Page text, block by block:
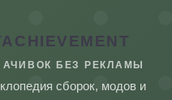
БЕЗ РЕКЛАМЫ
сборок, модов и